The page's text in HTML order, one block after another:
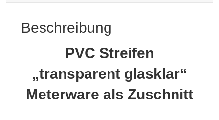
Beschreibung
PVC Streifen
„transparent glasklar“
Meterware als Zuschnitt